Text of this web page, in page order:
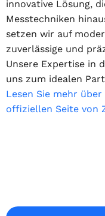
innovative Lösung,
Messtechniken
setzen wir auf
zuverlässige und
Unsere Expertise in
uns zum idealen
Lesen Sie mehr
offiziellen Seite von